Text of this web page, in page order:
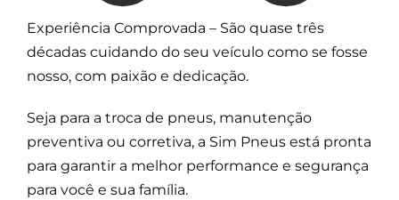
Experiência Comprovada – São quase três
décadas cuidando do seu veículo como se fosse
nosso, com paixão e dedicação.
Seja para a troca de pneus, manutenção
preventiva ou corretiva, a Sim Pneus está pronta
para garantir a melhor performance e segurança
para você e sua família.